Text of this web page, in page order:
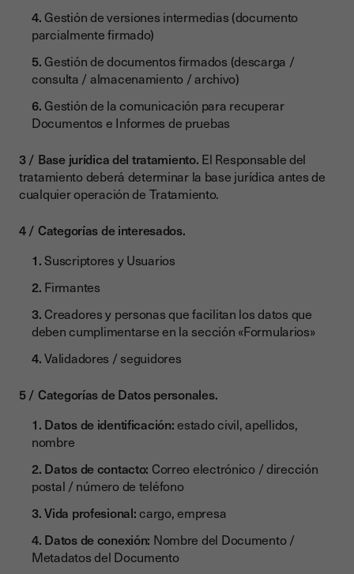
Gestión de versiones intermedias (documento
parcialmente firmado)
Gestión de documentos firmados (descarga /
consulta / almacenamiento / archivo)
Gestión de la comunicación para recuperar
Documentos e Informes de pruebas
Base jurídica del tratamiento. El Responsable del
tratamiento deberá determinar la base jurídica antes de
cualquier operación de Tratamiento.
Categorías de interesados.
Suscriptores y Usuarios
Firmantes
Creadores y personas que facilitan los datos que
deben cumplimentarse en la sección «Formularios»
Validadores / seguidores
Categorías de Datos personales.
Datos de identificación:estado civil, apellidos,
nombre
Datos de contacto: Correo electrónico / dirección
postal / número de teléfono
Vida profesional:cargo, empresa
Datos de conexión: Nombre del Documento /
Metadatos del Documento